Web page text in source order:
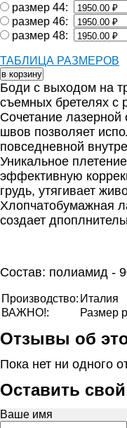
размер 44:
размер 46:
размер 48:
ТАБЛИЦА РАЗМЕРОВ
Боди с выходом на
съемных бретелях с
Сочетание лазерной
швов позволяет
повседневной
Уникальное
эффективную
грудь, утягивает
Хлопчатобумажная
создает
Состав: полиамид -
Производство: Италия
ВАЖНО!:
Размер
Отзывы об
Пока нет ни одного
Оставить
Ваше имя